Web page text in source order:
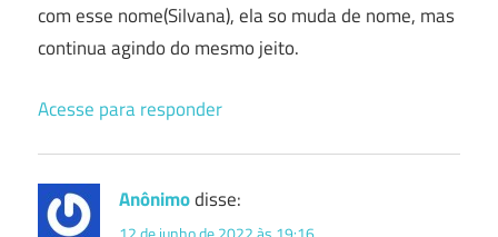
com esse nome(Silvana), ela so muda de nome, mas
continua agindo do mesmo jeito.
Acesse para responder
Anônimodisse: